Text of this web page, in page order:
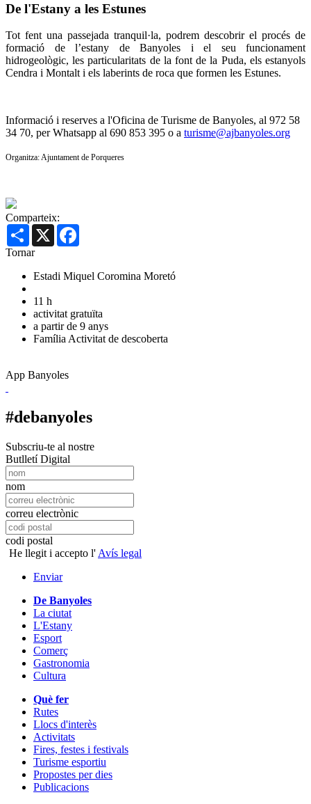
De l'Estany a les Estunes
Tot fent una passejada tranquil·la, podrem descobrir el procés de
formació de l’estany de Banyoles i el seu funcionament
hidrogeològic, les particularitats de la font de la Puda, els estanyols
Cendra i Montalt i els laberints de roca que formen les Estunes.
Informació i reserves a l'Oficina de Turisme de Banyoles, al 972 58
34 70, per Whatsapp al 690 853 395 o a turisme@ajbanyoles.org
Organitza: Ajuntament de Porqueres
Comparteix:
Share X
Tornar
Estadi Miquel Coromina Moretó
11 h
activitat gratuïta
a partir de 9 anys
FamíliaActivitat de descoberta
App Banyoles
#debanyoles
Subscriu-te al nostre
Butlletí Digital
nom
correu electrònic
codi postal
He llegit i accepto l' Avís legal
Enviar
De Banyoles
La ciutat
L'Estany
Esport
Comerç
Gastronomia
Cultura
Què fer
Rutes
Llocs d'interès
Activitats
Fires, festes i festivals
Turisme esportiu
Propostes per dies
Publicacions